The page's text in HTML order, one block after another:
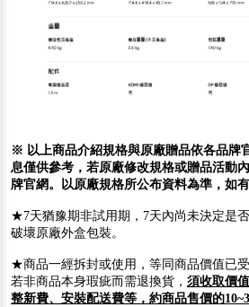
※ 以上商品介紹規格與原廠贈品依各品牌
息僅供參考，若原廠修改規格或贈品活動
牌官網。以原廠規格所公布資料為準，如
★7天猶豫期非試用期，7天內尚未決定是
破壞原廠外盒包裝。
★商品一經拆封或使用，等同商品價值已
若非商品本身瑕疵而需退換貨， 須收取價
整新費、安裝配送費等，約商品售價的